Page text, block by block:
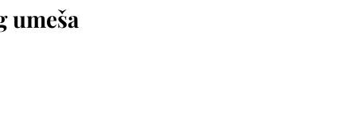
umeša